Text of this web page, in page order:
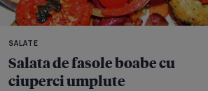
SALATE
Salata de fasole boabe cu
ciuperci umplute